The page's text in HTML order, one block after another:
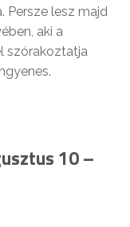
Persze lesz majd
aki a
szórakoztatja
10 –